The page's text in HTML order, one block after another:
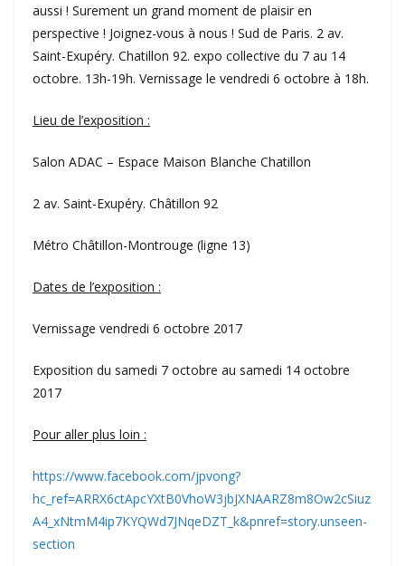
aussi ! Surement un grand moment de plaisir en
perspective ! Joignez-vous à nous ! Sud de Paris. 2 av.
Saint-Exupéry. Chatillon 92. expo collective du 7 au 14
octobre. 13h-19h. Vernissage le vendredi 6 octobre à 18h.
Lieu de l’exposition :
Salon ADAC – Espace Maison Blanche Chatillon
2 av. Saint-Exupéry. Châtillon 92
Métro Châtillon-Montrouge (ligne 13)
Dates de l’exposition :
Vernissage vendredi 6 octobre 2017
Exposition du samedi 7 octobre au samedi 14 octobre
2017
Pour aller plus loin :
https://www.facebook.com/jpvong?
hc_ref=ARRX6ctApcYXtB0VhoW3jbJXNAARZ8m8Ow2cSiuz
A4_xNtmM4ip7KYQWd7JNqeDZT_k&pnref=story.unseen-
section